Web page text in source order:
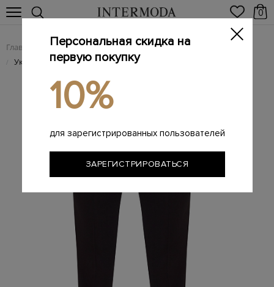
0
Главная Женщинам / Женская одежда / Женские брюки
/ Укороченные брюки из шерсти с ювелирной окантовкой
Персональная скидка на
первую покупку
10%
для зарегистрированных пользователей
ЗАРЕГИСТРИРОВАТЬСЯ